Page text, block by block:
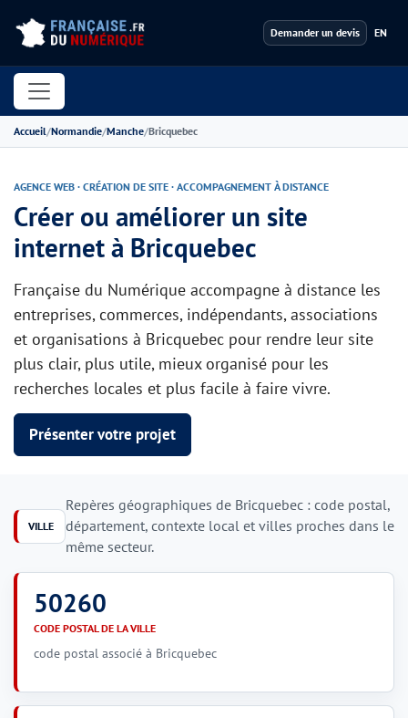
Demander un devis EN
Accueil Normandie Manche Bricquebec
AGENCE WEB · CRÉATION DE SITE · ACCOMPAGNEMENT À DISTANCE
Créer ou améliorer un site
internet à Bricquebec
Française du Numérique accompagne à distance les
entreprises, commerces, indépendants, associations
et organisations à Bricquebec pour rendre leur site
plus clair, plus utile, mieux organisé pour les
recherches locales et plus facile à faire vivre.
Présenter votre projet
VILLE
Repères géographiques de Bricquebec : code postal,
département, contexte local et villes proches dans le
même secteur.
50260
CODE POSTAL DE LA VILLE
code postal associé à Bricquebec